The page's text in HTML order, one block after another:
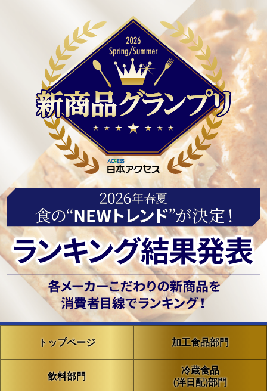
トップページ 加工食品部門
飲料部門
冷蔵食品
(洋日配)部門